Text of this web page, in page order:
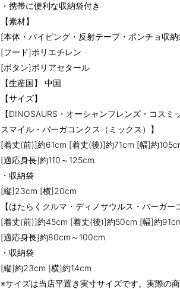
・携帯に便利な収納袋付き
【素材】
[本体・パイピング・反射テープ・ポンチョ収
[フード]ポリエチレン
[ボタン]ポリアセタール
【生産国】 中国
【サイズ】
【DINOSAURS・オーシャンフレンズ・コス
スマイル・バーガコンクス（ミックス）】
[着丈(前)]約61cm [着丈(後)]約71cm [幅]約
[適応身長]約110～125cm
・収納袋
[縦]23cm [横]20cm
【はたらくクルマ・ディノサウルス・バーガー
[着丈(前)]約45cm [着丈(後)]約50cm [幅]約
[適応身長]約80cm～100cm
・収納袋
[縦]約23cm [横]約14cm
※サイズは当店平置き実寸サイズです。実際の